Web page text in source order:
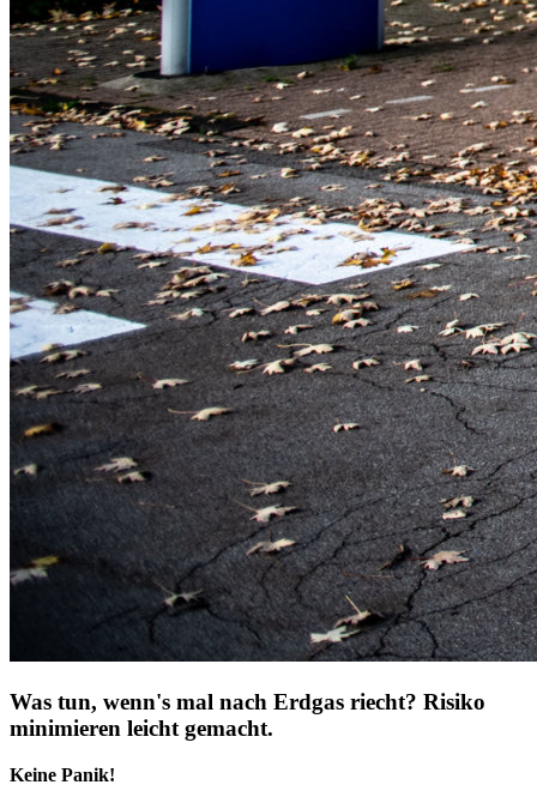
Was tun, wenn's mal nach Erdgas riecht? Risiko
minimieren leicht gemacht.
Keine Panik!